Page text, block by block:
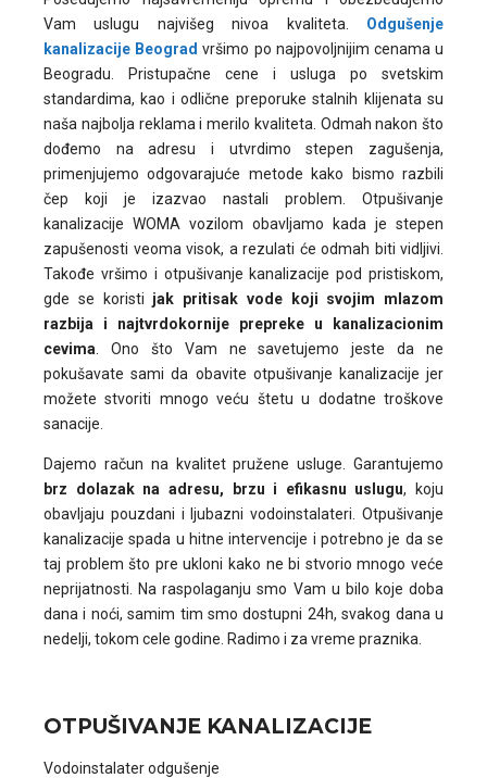
Vam uslugu najvišeg nivoa kvaliteta. Odgušenje
kanalizacije Beograd vršimo po najpovoljnijim cenama u
Beogradu. Pristupačne cene i usluga po svetskim
standardima, kao i odlične preporuke stalnih klijenata su
naša najbolja reklama i merilo kvaliteta. Odmah nakon što
dođemo na adresu i utvrdimo stepen zagušenja,
primenjujemo odgovarajuće metode kako bismo razbili
čep koji je izazvao nastali problem. Otpušivanje
kanalizacije WOMA vozilom obavljamo kada je stepen
zapušenosti veoma visok, a rezulati će odmah biti vidljivi.
Takođe vršimo i otpušivanje kanalizacije pod pristiskom,
gde se koristi jak pritisak vode koji svojim mlazom
razbija i najtvrdokornije prepreke u kanalizacionim
cevima . Ono što Vam ne savetujemo jeste da ne
pokušavate sami da obavite otpušivanje kanalizacije jer
možete stvoriti mnogo veću štetu u dodatne troškove
sanacije.
Dajemo račun na kvalitet pružene usluge. Garantujemo
brz dolazak na adresu, brzu i efikasnu uslugu, koju
obavljaju pouzdani i ljubazni vodoinstalateri. Otpušivanje
kanalizacije spada u hitne intervencije i potrebno je da se
taj problem što pre ukloni kako ne bi stvorio mnogo veće
neprijatnosti. Na raspolaganju smo Vam u bilo koje doba
dana i noći, samim tim smo dostupni 24h, svakog dana u
nedelji, tokom cele godine. Radimo i za vreme praznika.
OTPUŠIVANJE KANALIZACIJE
Vodoinstalater odgušenje